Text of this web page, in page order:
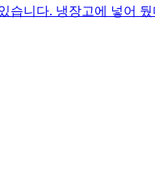
니다. 냉장고에 넣어